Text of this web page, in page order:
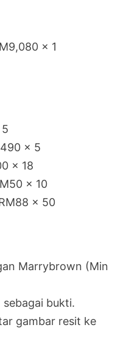
× 1
× 5
× 18
× 10
× 50
Marrybrown (Min
sebagai bukti.
gambar resit ke